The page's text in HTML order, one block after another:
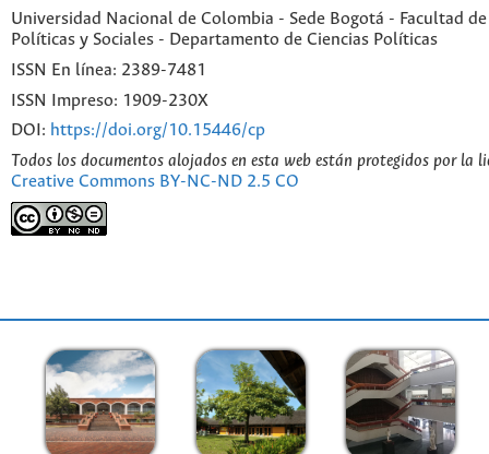
Universidad Nacional de Colombia - Sede Bogotá - Facultad
Políticas y Sociales - Departamento de Ciencias Políticas
ISSN En línea: 2389-7481
ISSN Impreso: 1909-230X
DOI: https://doi.org/10.15446/cp
Todos los documentos alojados en esta web están protegidos por la
Creative Commons BY-NC-ND 2.5 CO